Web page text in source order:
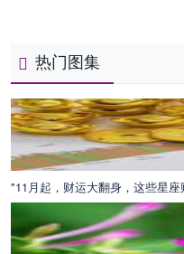
热门图集
"11月起，财运大翻身，这些星座